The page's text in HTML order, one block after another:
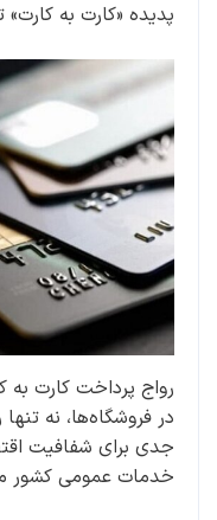
پدیده «کارت به
رواج پرداخت کارت به
در فروشگاه‌ها، نه
جدی برای شفافیت
خدمات عمومی